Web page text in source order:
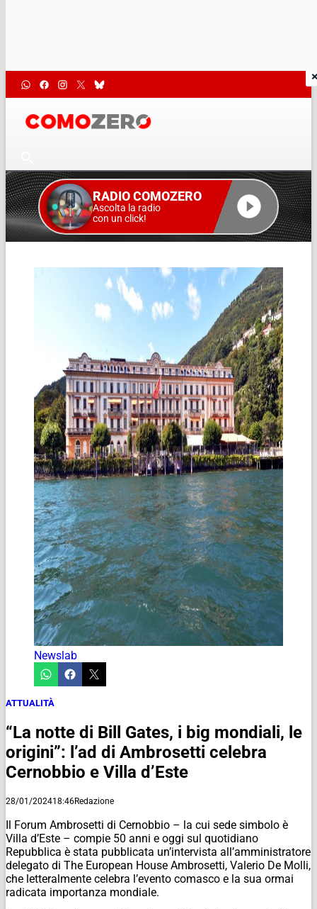
RADIO COMOZERO
Ascolta la radio
con un click!
Newslab
ATTUALITÀ
“La notte di Bill Gates, i big mondiali, le
origini”: l’ad di Ambrosetti celebra
Cernobbio e Villa d’Este
28/01/202418:46Redazione
Il Forum Ambrosetti di Cernobbio – la cui sede simbolo è
Villa d’Este – compie 50 anni e oggi sul quotidiano
Repubblica è stata pubblicata un’intervista all’amministratore
delegato di The European House Ambrosetti, Valerio De Molli,
che letteralmente celebra l’evento comasco e la sua ormai
radicata importanza mondiale.